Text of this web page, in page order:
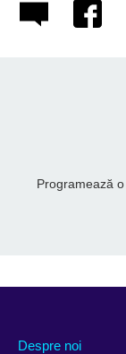
Programează
Despre noi